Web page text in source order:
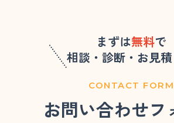
まずは無料で
相談・診断・お見積
CONTACT FORM
お問い合わせフ